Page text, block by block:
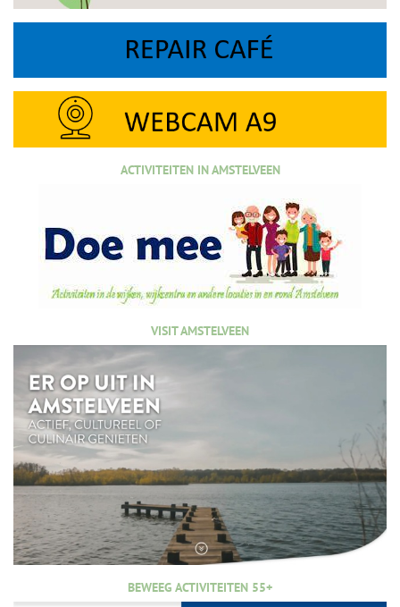
ACTIVITEITEN IN AMSTELVEEN
VISIT AMSTELVEEN
BEWEEG ACTIVITEITEN 55+